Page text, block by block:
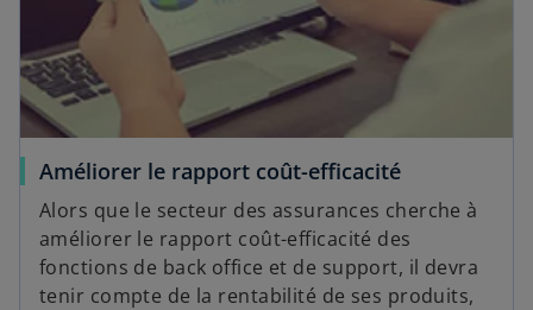
Améliorer le rapport coût-efficacité
Alors que le secteur des assurances cherche à
améliorer le rapport coût-efficacité des
fonctions de back office et de support, il devra
tenir compte de la rentabilité de ses produits,